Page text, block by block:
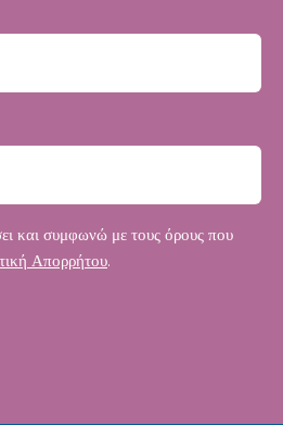
και συμφωνώ με τους όρους που
Απορρήτου.